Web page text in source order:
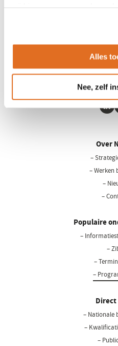
Alles
Nee, zelf
Over
–
– Werken
–
–
Populaire
–
–
–
–
– Nationale
–
–